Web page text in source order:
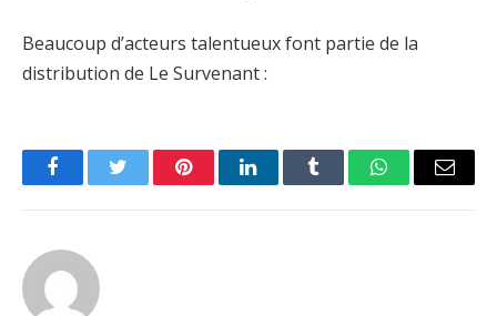
Beaucoup d’acteurs talentueux font partie de la
distribution de Le Survenant :
FacebookTwitter PinterestLinkedInTumblr WhatsAppEmail